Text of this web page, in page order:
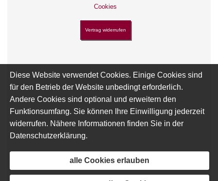
Cookies
Vertrag widerrufen
Diese Website verwendet Cookies. Einige Cookies sind
für den Betrieb der Website unbedingt erforderlich.
Andere Cookies sind optional und erweitern den
Funktionsumfang. Sie können Ihre Einwilligung jederzeit
widerrufen. Nähere Informationen finden Sie in der
Datenschutzerklärung.
alle Cookies erlauben